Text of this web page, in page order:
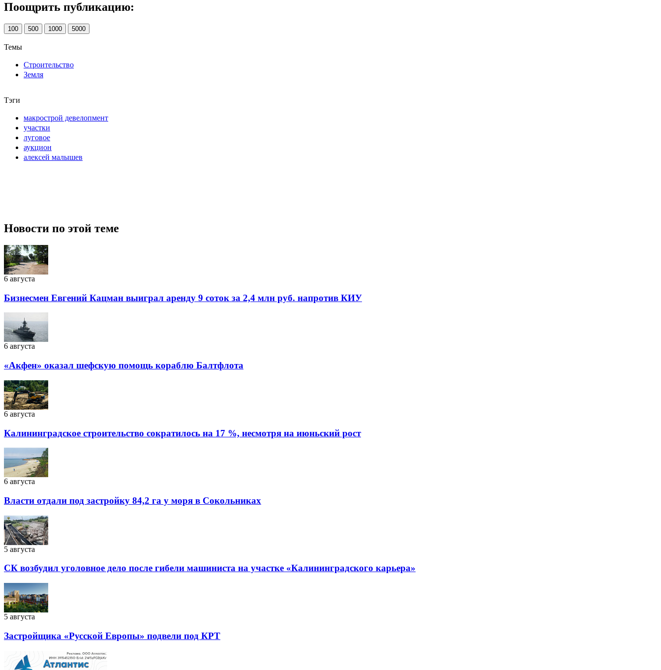
Поощрить публикацию:
100 500 1000 5000
Темы
Строительство
Земля
Тэги
макрострой девелопмент
участки
луговое
аукцион
алексей малышев
Новости по этой теме
6 августа
Бизнесмен Евгений Кацман выиграл аренду 9 соток за 2,4 млн руб. напротив КИУ
6 августа
«Акфен» оказал шефскую помощь кораблю Балтфлота
6 августа
Калининградское строительство сократилось на 17 %, несмотря на июньский рост
6 августа
Власти отдали под застройку 84,2 га у моря в Сокольниках
5 августа
СК возбудил уголовное дело после гибели машиниста на участке «Калининградского карьера»
5 августа
Застройщика «Русской Европы» подвели под КРТ